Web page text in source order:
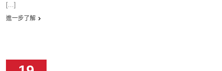
[...]
進一步了解